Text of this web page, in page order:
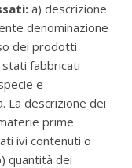
a) descrizione
denominazione
dei prodotti
fabbricati
e
La descrizione dei
prime
ivi contenuti o
quantità dei